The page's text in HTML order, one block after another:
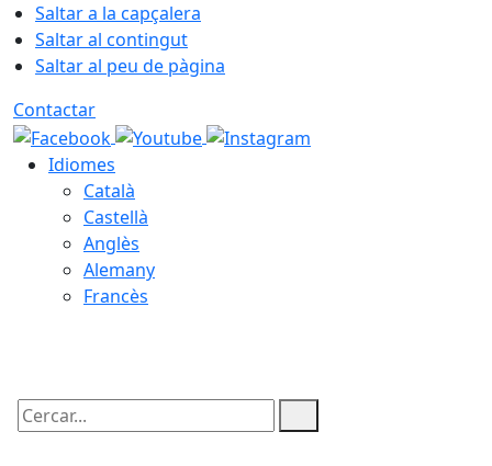
Saltar a la capçalera
Saltar al contingut
Saltar al peu de pàgina
Contactar
Idiomes
Català
Castellà
Anglès
Alemany
Francès
Cercar: